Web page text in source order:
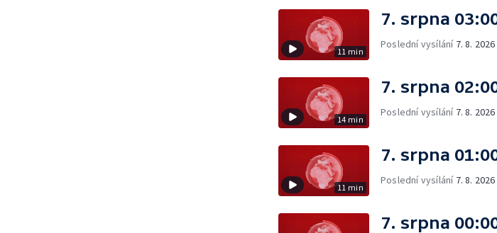
11 min
7. srpna
Poslední vysílání 7. 8. 2026
14 min
7. srpna
Poslední vysílání 7. 8. 2026
11 min
7. srpna
Poslední vysílání 7. 8. 2026
7. srpna